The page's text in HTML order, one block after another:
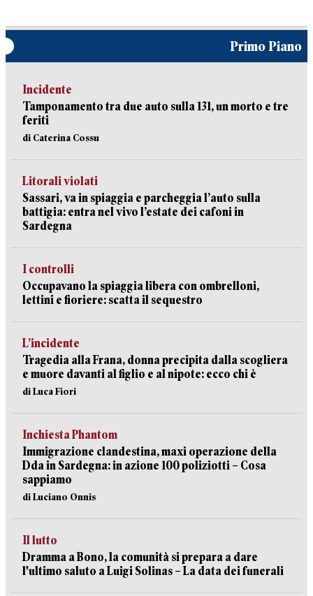
Primo Piano
Incidente
Tamponamento tra due auto sulla 131, un morto e tre
feriti
di Caterina Cossu
Litorali violati
Sassari, va in spiaggia e parcheggia l’auto sulla
battigia: entra nel vivo l’estate dei cafoni in
Sardegna
I controlli
Occupavano la spiaggia libera con ombrelloni,
lettini e fioriere: scatta il sequestro
L’incidente
Tragedia alla Frana, donna precipita dalla scogliera
e muore davanti al figlio e al nipote: ecco chi è
di Luca Fiori
Inchiesta Phantom
Immigrazione clandestina, maxi operazione della
Dda in Sardegna: in azione 100 poliziotti – Cosa
sappiamo
di Luciano Onnis
Il lutto
Dramma a Bono, la comunità si prepara a dare
l'ultimo saluto a Luigi Solinas – La data dei funerali